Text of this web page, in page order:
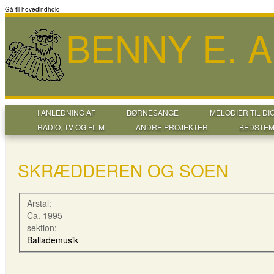
Gå til hovedindhold
BENNY E.
I ANLEDNING AF BØRNESANGE
MELODIER TIL
RADIO, TV OG FILM
ANDRE PROJEKTER
SKRÆDDEREN OG SOEN
Arstal:
Ca. 1995
sektion:
Ballademusik